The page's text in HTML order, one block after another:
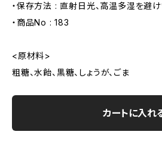
・保存方法 : 直射日光、高温多湿を避
・商品No : 183
<原材料>
粗糖、水飴、黒糖、しょうが、ごま
カートに入れ